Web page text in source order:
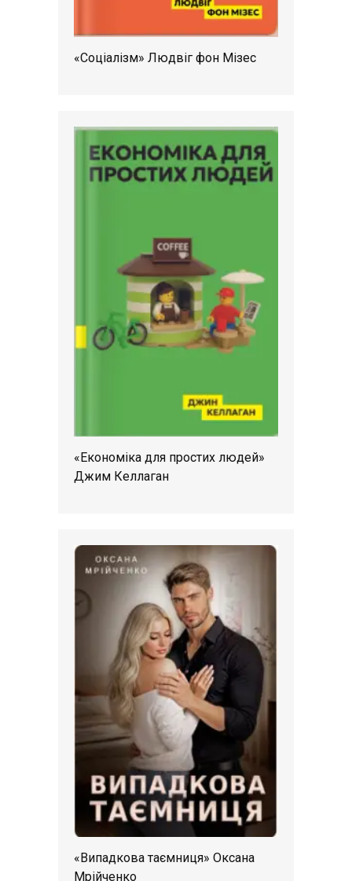
«Соціалізм» Людвіг фон Мізес
«Економіка для простих людей»
Джим Келлаган
«Випадкова таємниця» Оксана
Мрійченко